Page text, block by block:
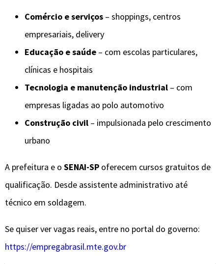
Comércio e serviços – shoppings, centros
empresariais, delivery
Educação e saúde – com escolas particulares,
clínicas e hospitais
Tecnologia e manutenção industrial – com
empresas ligadas ao polo automotivo
Construção civil – impulsionada pelo crescimento
urbano
A prefeitura e o SENAI-SP oferecem cursos gratuitos de
qualificação. Desde assistente administrativo até
técnico em soldagem.
Se quiser ver vagas reais, entre no portal do governo:
https://empregabrasil.mte.gov.br